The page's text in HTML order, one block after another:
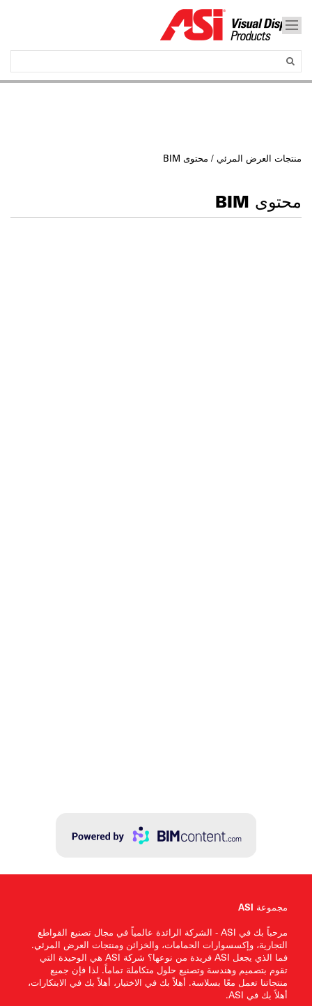
منتجات العرض المرئي / محتوى BIM
محتوى BIM
مجموعة ASI
مرحباً بك في ASI - الشركة الرائدة عالمياً في مجال تصنيع القواطع
التجارية، وإكسسوارات الحمامات، والخزائن ومنتجات العرض المرئي.
فما الذي يجعل ASI فريدة من نوعها؟ شركة ASI هي الوحيدة التي
تقوم بتصميم وهندسة وتصنيع حلول متكاملة تماماً. لذا فإن جميع
منتجاتنا تعمل معًا بسلاسة. أهلاً بك في الاختيار، أهلاً بك في الابتكارات،
أهلاً بك في ASI.